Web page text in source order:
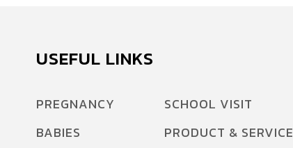
USEFUL LINKS
PREGNANCY
BABIES
SCHOOL VISIT
PRODUCT & SERVICE